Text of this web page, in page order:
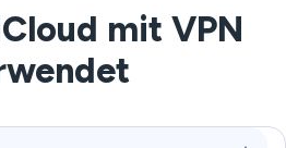
mit VPN